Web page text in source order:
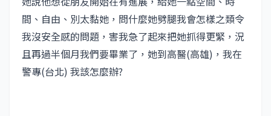
間、自由、別太黏她，問什麼她劈腿我會怎樣之類令
我沒安全感的問題，害我急了起來把她抓得更緊，況
且再過半個月我們要畢業了，她到高醫(高雄)，我在
警專(台北) 我該怎麼辦?